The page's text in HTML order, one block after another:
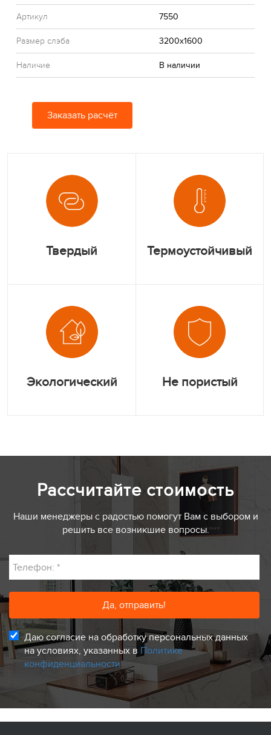
Артикул 7550
Размер слэба 3200x1600
Наличие В наличии
Заказать расчёт
Твердый Термоустойчивый
Экологический Не пористый
Рассчитайте стоимость
Наши менеджеры с радостью помогут Вам с выбором и
решить все возникшие вопросы.
Телефон: *
Даю согласие на обработку персональных данных
на условиях, указанных в Политике
конфиденциальности